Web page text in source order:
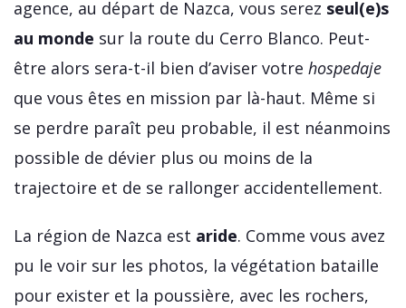
agence, au départ de Nazca, vous serez seul(e)s
au monde sur la route du Cerro Blanco. Peut-
être alors sera-t-il bien d’aviser votre hospedaje
que vous êtes en mission par là-haut. Même si
se perdre paraît peu probable, il est néanmoins
possible de dévier plus ou moins de la
trajectoire et de se rallonger accidentellement.
La région de Nazca est aride. Comme vous avez
pu le voir sur les photos, la végétation bataille
pour exister et la poussière, avec les rochers,